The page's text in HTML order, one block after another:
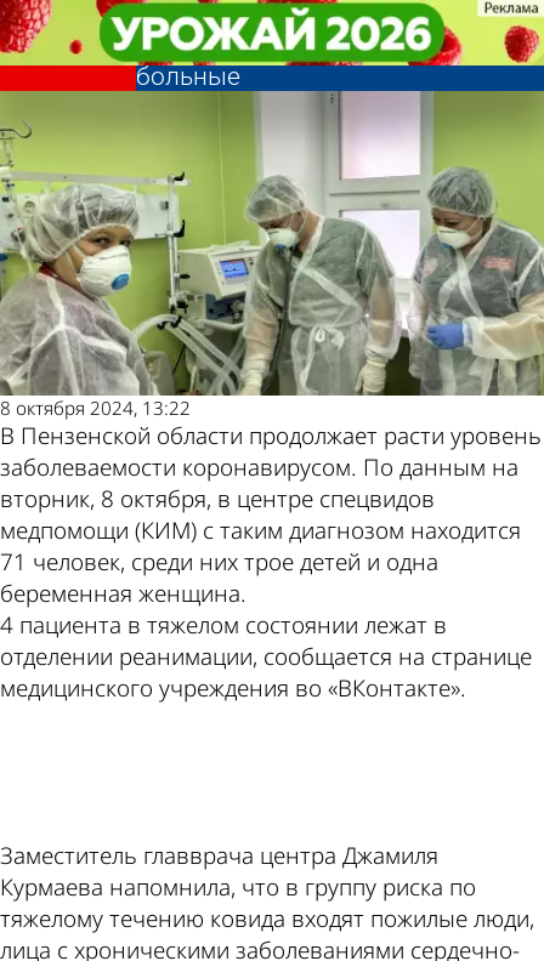
Коронавирус: в Пензенской
области появились тяжелые
больные
Общество
8 октября 2024, 13:22
В Пензенской области продолжает расти уровень
заболеваемости коронавирусом. По данным на
вторник, 8 октября, в центре спецвидов
медпомощи (КИМ) с таким диагнозом находится
71 человек, среди них трое детей и одна
беременная женщина.
4 пациента в тяжелом состоянии лежат в
отделении реанимации, сообщается на странице
медицинского учреждения во «ВКонтакте».
Заместитель главврача центра Джамиля
Курмаева напомнила, что в группу риска по
тяжелому течению ковида входят пожилые люди,
лица с хроническими заболеваниями сердечно-
Коронавирус: в Пензенской
области появились тяжелые
больные
Общество
Другие новости
по теме
Погода и курсы
валют в Пензе